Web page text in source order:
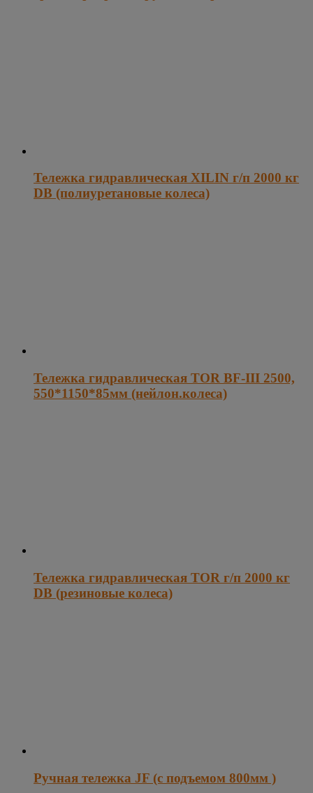
Тележка гидравлическая XILIN г/п 2000 кг
DB (полиуретановые колеса)
Тележка гидравлическая TOR BF-III 2500,
550*1150*85мм (нейлон.колеса)
Тележка гидравлическая TOR г/п 2000 кг
DB (резиновые колеса)
Ручная тележка JF (с подъемом 800мм )